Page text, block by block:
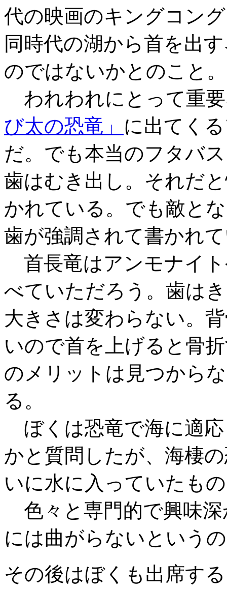
代の映画のキングコン
同時代の湖から首を出
のではないかとのこと。
われわれにとって重
び太の恐竜」 に出てく
だ。でも本当のフタバ
歯はむき出し。それだ
かれている。でも敵と
歯が強調されて書かれ
首長竜はアンモナイ
べていただろう。歯は
大きさは変わらない。
いので首を上げると骨
のメリットは見つから
る。
ぼくは恐竜で海に適
かと質問したが、海棲
いに水に入っていたも
色々と専門的で興味
には曲がらないという
その後はぼくも出席する